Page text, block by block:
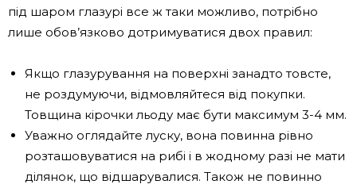
під шаром глазурі все ж таки можливо, потрібно
лише обов’язково дотримуватися двох правил:
Якщо глазурування на поверхні занадто товсте,
не роздумуючи, відмовляйтеся від покупки.
Товщина кірочки льоду має бути максимум 3-4 мм.
Уважно оглядайте луску, вона повинна рівно
розташовуватися на рибі і в жодному разі не мати
ділянок, що відшарувалися. Також не повинно